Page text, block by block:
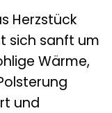
Herzstück
sich sanft um
Wärme,
und